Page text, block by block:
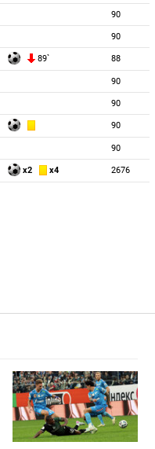
90
90
89` 88
90
90
90
90
x2 x4 2676